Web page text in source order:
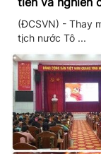
(ĐCSVN) - Thay
tịch nước Tô ...